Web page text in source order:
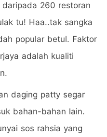
260 restoran
tu! Haa..tak sangka
popular betul. Faktor
adalah kualiti
daging patty segar
bahan-bahan lain.
sos rahsia yang